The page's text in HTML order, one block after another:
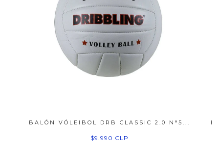
BALÓN VÓLEIBOL DRB CLASSIC 2.0 N°5...
$9.990 CLP